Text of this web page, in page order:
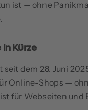
ist — ohne
Kürze
seit dem 28. Juni
Online-Shops —
für Webseiten und